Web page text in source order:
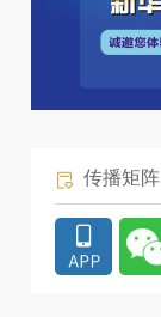
传播矩阵